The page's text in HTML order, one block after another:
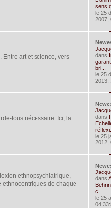
sens
le 25
2007,
Entre art et science, vers
dans
bri...
le 25
2013,
fous nécessaire. Ici, la
dans
le 25
2012,
ethnopsychiatrique,
ethnocentriques de chaque
dans
c...
le 25